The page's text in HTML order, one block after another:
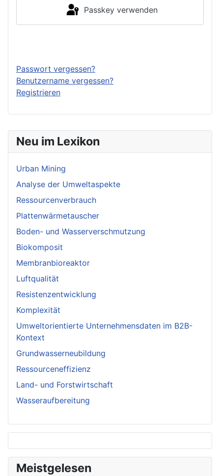
Neu im Lexikon
Urban Mining
Analyse der Umweltaspekte
Ressourcenverbrauch
Plattenwärmetauscher
Boden- und Wasserverschmutzung
Biokomposit
Membranbioreaktor
Luftqualität
Resistenzentwicklung
Komplexität
Umweltorientierte Unternehmensdaten im B2B-
Kontext
Grundwasserneubildung
Ressourceneffizienz
Land- und Forstwirtschaft
Wasseraufbereitung
Meistgelesen
Passkey verwenden
Passwort vergessen?
Benutzername vergessen?
Registrieren